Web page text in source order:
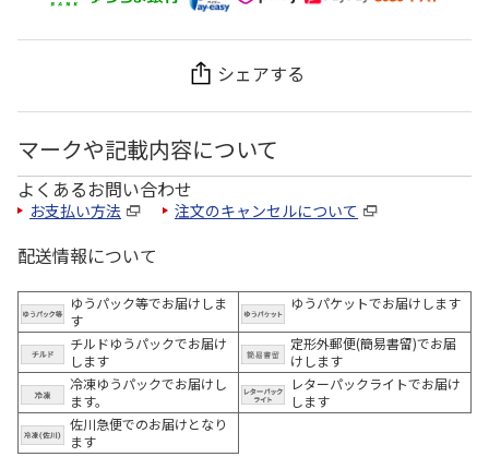
シェアする
マークや記載内容について
よくあるお問い合わせ
お支払い方法 注文のキャンセルについて
配送情報について
ゆうパック等でお届けしま
す
ゆうパケットでお届けします
チルドゆうパックでお届け
します
定形外郵便(簡易書留)でお届
けします
冷凍ゆうパックでお届けし
ます。
レターパックライトでお届け
します
佐川急便でのお届けとなり
ます